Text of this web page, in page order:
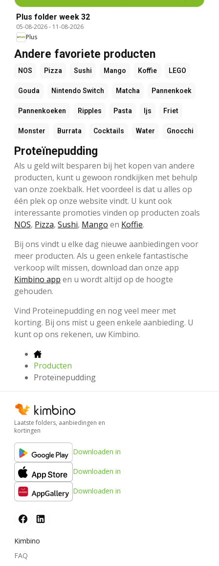
Plus folder week 32
05-08-2026- 11-08-2026
Plus
Andere favoriete producten
NOS Pizza Sushi Mango Koffie LEGO
Gouda Nintendo Switch Matcha Pannenkoek
Pannenkoeken Ripples Pasta Ijs Friet
Monster Burrata Cocktails Water Gnocchi
Proteïnepudding
Als u geld wilt besparen bij het kopen van andere
producten, kunt u gewoon rondkijken met behulp
van onze zoekbalk. Het voordeel is dat u alles op
één plek op onze website vindt. U kunt ook
interessante promoties vinden op producten zoals
NOS, Pizza, Sushi, Mango en Koffie.
Bij ons vindt u elke dag nieuwe aanbiedingen voor
meer producten. Als u geen enkele fantastische
verkoop wilt missen, download dan onze app
Kimbino app en u wordt altijd op de hoogte
gehouden.
Vind Proteïnepudding en nog veel meer met
korting. Bij ons mist u geen enkele aanbieding. U
kunt op ons rekenen, uw Kimbino.
Producten
Proteïnepudding
Laatste folders, aanbiedingen en
kortingen
Downloaden in
Downloaden in
Downloaden in
Kimbino
FAQ